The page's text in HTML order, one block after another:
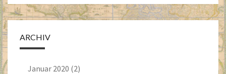
ARCHIV
Januar 2020 (2)